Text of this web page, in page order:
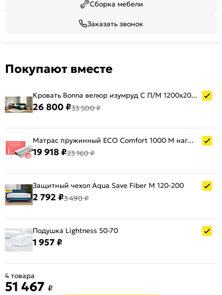
Сборка мебели
Заказать звонок
Покупают вместе
Кровать Bonna велюр изумруд С П/М 1200x2000, ортопедическое основание, изголовье мягкое
26 800 ₽33 500 ₽
Матрас пружинный ECO Comfort 1000 M нагрузка до 140 кг 1200x2000
19 918 ₽23 160 ₽
Защитный чехол Aqua Save Fiber M 120-200
2 792 ₽3 490 ₽
Подушка Lightness 50-70
1 957 ₽
4 товара
51 467 ₽